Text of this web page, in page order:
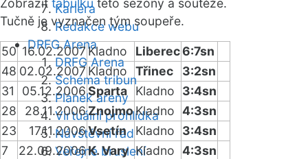
Kariéra
Redakce webu
DRFG Arena
DRFG Arena
Schéma tribun
Plánek areny
Virtuální prohlídka
Návštěvní řád
Veřejné bruslení
Zobrazit tabulku této sezóny a soutěže.
Tučně je vyznačen tým soupeře.
50 16.02.2007Kladno Liberec6:7sn
48 02.02.2007 Kladno Třinec
3:2sn
31
05.12.2006Sparta Kladno
3:4sn
28
28.11.2006ZnojmoKladno 4:3sn
23
17.11.2006Vsetín Kladno
3:4sn
7
22.09.2006K. Vary Kladno 4:3sn